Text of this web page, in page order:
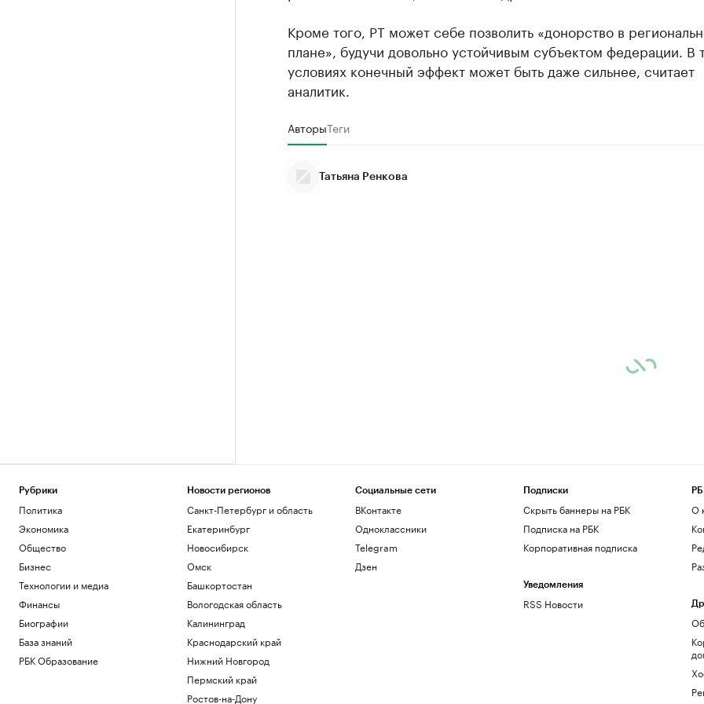
Кроме того, РТ может себе позволить «донорство в
плане», будучи довольно устойчивым субъектом федерации. В
условиях конечный эффект может быть даже сильнее, считает
аналитик.
АвторыТеги
Татьяна Ренкова
Рубрики
Политика
Экономика
Общество
Бизнес
Технологии и медиа
Финансы
Биографии
База знаний
РБК Образование
Новости регионов
Санкт-Петербург и область
Екатеринбург
Новосибирск
Омск
Башкортостан
Вологодская область
Калининград
Краснодарский край
Нижний Новгород
Пермский край
Ростов-на-Дону
Социальные сети
ВКонтакте
Одноклассники
Telegram
Дзен
Подписки
Скрыть баннеры на РБК
Подписка на РБК
Корпоративная подписка
Уведомления
RSS Новости
О